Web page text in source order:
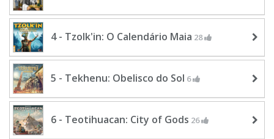
4 - Tzolk'in: O Calendário Maia 28
5 - Tekhenu: Obelisco do Sol 6
6 - Teotihuacan: City of Gods 26